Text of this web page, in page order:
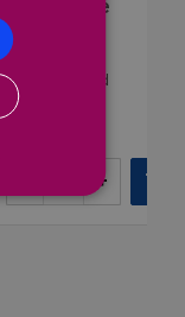
Fibra Verde
2,23 €
Precio por 1 ud
+